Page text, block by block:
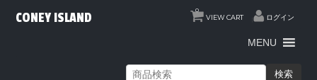
VIEW CART
0
ログイン
CONEY ISLAND
MENU
検索